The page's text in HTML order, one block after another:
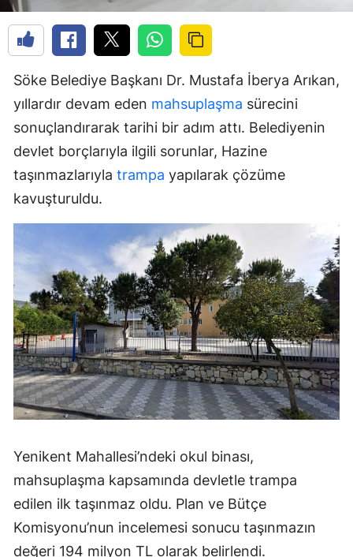
Söke Belediye Başkanı Dr. Mustafa İberya Arıkan,
yıllardır devam eden mahsuplaşma sürecini
sonuçlandırarak tarihi bir adım attı. Belediyenin
devlet borçlarıyla ilgili sorunlar, Hazine
taşınmazlarıyla trampa yapılarak çözüme
kavuşturuldu.
Yenikent Mahallesi’ndeki okul binası,
mahsuplaşma kapsamında devletle trampa
edilen ilk taşınmaz oldu. Plan ve Bütçe
Komisyonu’nun incelemesi sonucu taşınmazın
değeri 194 milyon TL olarak belirlendi.